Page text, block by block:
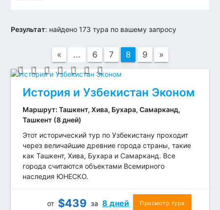
Результат: найдено 173 тура по вашему запросу
« ... 6 7 8 9 »
История и Узбекистан Эконом
Маршрут: Ташкент, Хива, Бухара, Самарканд,
Ташкент (8 дней)
Этот исторический тур по Узбекистану проходит
через величайшие древние города страны, такие
как Ташкент, Хива, Бухара и Самарканд. Все
города считаются объектами Всемирного
наследия ЮНЕСКО.
от $439 за 8 дней Просмотр тура